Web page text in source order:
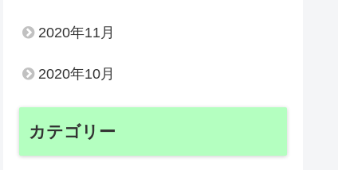
2020年11月
2020年10月
カテゴリー